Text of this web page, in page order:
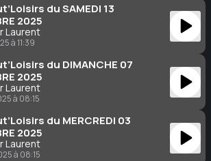
du SAMEDI 13
2025
Laurent
à 11:39
du DIMANCHE 07
2025
Laurent
à 08:15
du MERCREDI 03
2025
Laurent
à 08:15